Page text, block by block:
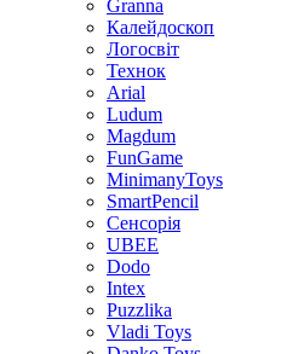
Granna
Калейдоскоп
Логосвіт
Технок
Arial
Ludum
Magdum
FunGame
MinimanyToys
SmartPencil
Сенсорія
UBEE
Dodo
Intex
Puzzlika
Vladi Toys